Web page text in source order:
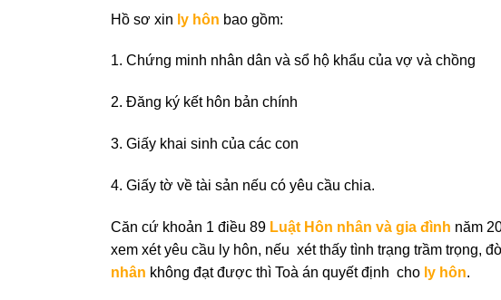
Hồ sơ xin ly hôn bao gồm:
1. Chứng minh nhân dân và sổ hộ khẩu của vợ và chồng
2. Đăng ký kết hôn bản chính
3. Giấy khai sinh của các con
4. Giấy tờ về tài sản nếu có yêu cầu chia.
Căn cứ khoản 1 điều 89 Luật Hôn nhân và gia đình năm
xem xét yêu cầu ly hôn, nếu xét thấy tình trạng trầm trọng,
nhân không đạt được thì Toà án quyết định cho ly hôn.